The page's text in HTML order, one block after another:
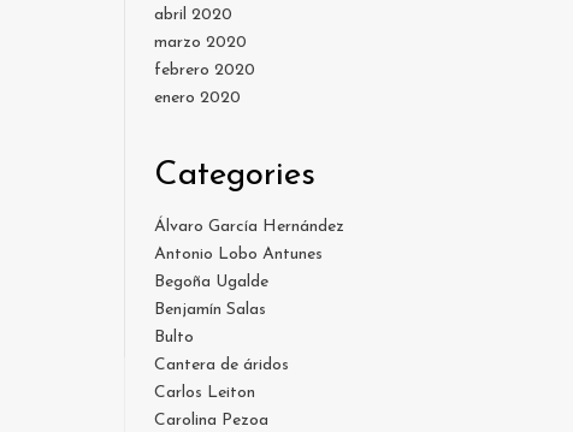
abril 2020
marzo 2020
febrero 2020
enero 2020
Categories
Álvaro García Hernández
Antonio Lobo Antunes
Begoña Ugalde
Benjamín Salas
Bulto
Cantera de áridos
Carlos Leiton
Carolina Pezoa